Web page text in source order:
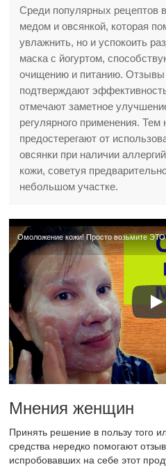
Среди популярных рецептов
медом и овсянкой, которая
увлажнить, но и успокоить
маска с йогуртом,
очищению и питанию. Отзывы
подтверждают
отмечают заметное
регулярного применения. Тем
предостерегают от
овсянки при наличии
кожи, советуя
небольшом участке.
Мнения женщин
Принять решение в пользу того
средства нередко помогают
испробовавших на себе этот